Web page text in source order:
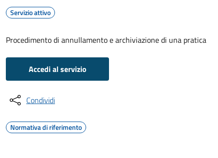
Servizio attivo
Procedimento di annullamento e archiviazione di una pratica
Accedi al servizio
Condividi
Normativa di riferimento